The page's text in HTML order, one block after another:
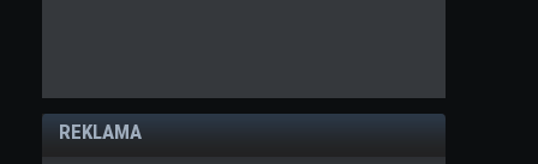
REKLAMA